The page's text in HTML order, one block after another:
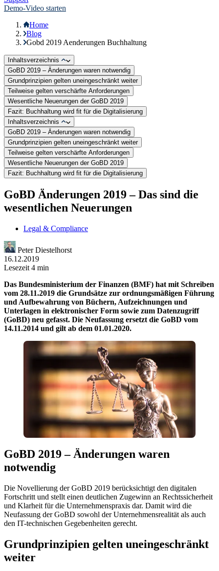
Demo-Video starten
Home
Blog
Gobd 2019 Aenderungen Buchhaltung
Inhaltsverzeichnis
GoBD 2019 – Änderungen waren notwendig
Grundprinzipien gelten uneingeschränkt weiter
Teilweise gelten verschärfte Anforderungen
Wesentliche Neuerungen der GoBD 2019
Fazit: Buchhaltung wird fit für die Digitalisierung
Inhaltsverzeichnis
GoBD 2019 – Änderungen waren notwendig
Grundprinzipien gelten uneingeschränkt weiter
Teilweise gelten verschärfte Anforderungen
Wesentliche Neuerungen der GoBD 2019
Fazit: Buchhaltung wird fit für die Digitalisierung
GoBD Änderungen 2019 – Das sind die
wesentlichen Neuerungen
Legal & Compliance
Peter Diestelhorst
16.12.2019
Lesezeit 4 min
Das Bundesministerium der Finanzen (BMF) hat mit Schreiben
vom 28.11.2019 die Grundsätze zur ordnungsmäßigen Führung
und Aufbewahrung von Büchern, Aufzeichnungen und
Unterlagen in elektronischer Form sowie zum Datenzugriff
(GoBD) neu gefasst. Die Neufassung ersetzt die GoBD vom
14.11.2014 und gilt ab dem 01.01.2020.
GoBD 2019 – Änderungen waren
notwendig
Die Novellierung der GoBD 2019 berücksichtigt den digitalen
Fortschritt und stellt einen deutlichen Zugewinn an Rechtssicherheit
und Klarheit für die Unternehmenspraxis dar. Damit wird die
Neufassung der GoBD sowohl der Unternehmensrealität als auch
den IT-technischen Gegebenheiten gerecht.
Grundprinzipien gelten uneingeschränkt
weiter